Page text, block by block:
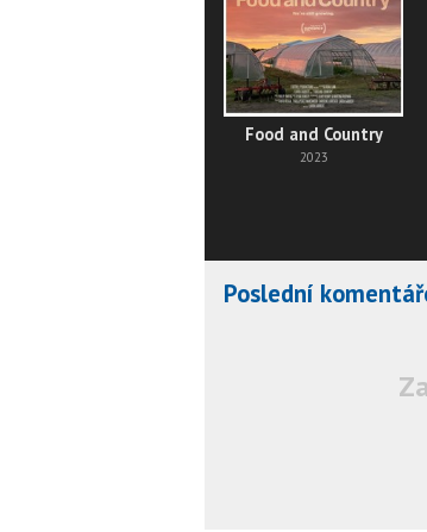
Food and Country
2023
Poslední